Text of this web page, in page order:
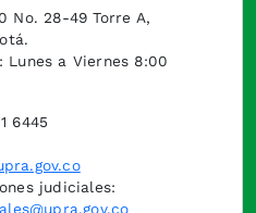
No. 28-49 Torre A,
Lunes a Viernes 8:00
6445
judiciales: